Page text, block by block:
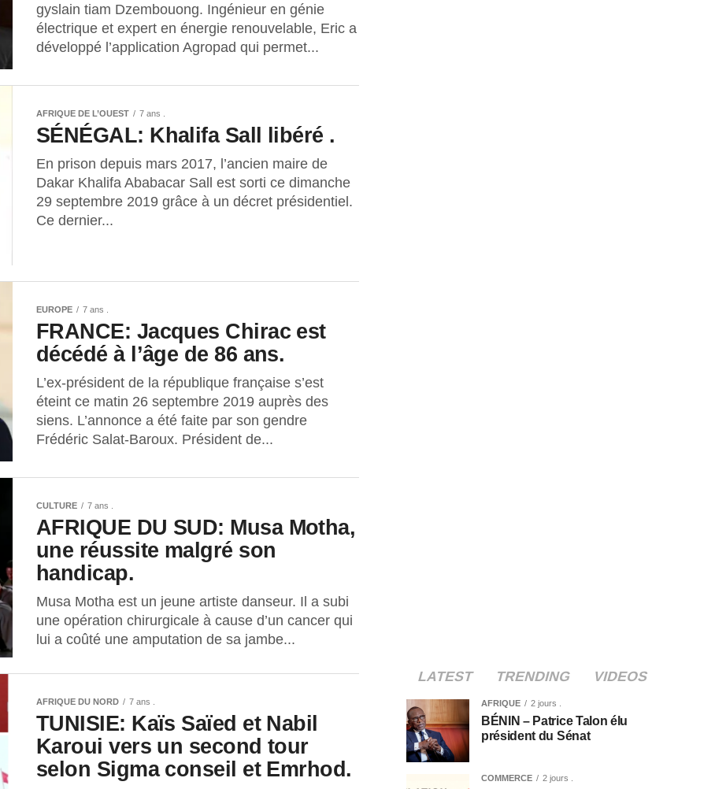
gyslain tiam Dzembouong. Ingénieur en génie
électrique et expert en énergie renouvelable, Eric a
développé l’application Agropad qui permet...
AFRIQUE DE L’OUEST 7 ans .
SÉNÉGAL: Khalifa Sall libéré .
En prison depuis mars 2017, l’ancien maire de
Dakar Khalifa Ababacar Sall est sorti ce dimanche
29 septembre 2019 grâce à un décret présidentiel.
Ce dernier...
EUROPE 7 ans .
FRANCE: Jacques Chirac est
décédé à l’âge de 86 ans.
L’ex-président de la république française s’est
éteint ce matin 26 septembre 2019 auprès des
siens. L’annonce a été faite par son gendre
Frédéric Salat-Baroux. Président de...
CULTURE 7 ans .
AFRIQUE DU SUD: Musa Motha,
une réussite malgré son
handicap.
Musa Motha est un jeune artiste danseur. Il a subi
une opération chirurgicale à cause d’un cancer qui
lui a coûté une amputation de sa jambe...
AFRIQUE DU NORD 7 ans .
TUNISIE: Kaïs Saïed et Nabil
Karoui vers un second tour
selon Sigma conseil et Emrhod.
LATEST TRENDING VIDEOS
AFRIQUE 2 jours .
BÉNIN – Patrice Talon élu
président du Sénat
COMMERCE 2 jours .